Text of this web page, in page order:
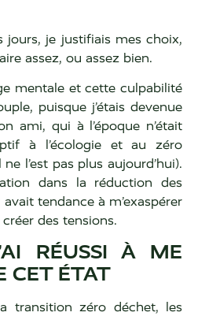
jours, je justifiais mes choix,
assez, ou assez bien.
mentale et cette culpabilité
puisque j’étais devenue
ami, qui à l’époque n’était
à l’écologie et au zéro
l’est pas plus aujourd’hui).
dans la réduction des
tendance à m’exaspérer
des tensions.
RÉUSSI À ME
CET ÉTAT
transition zéro déchet, les